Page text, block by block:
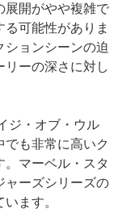
展開がやや複雑で
可能性がありま
ションシーンの迫
リーの深さに対し
ジ・オブ・ウル
でも非常に高いク
。マーベル・スタ
ャーズシリーズの
ます。